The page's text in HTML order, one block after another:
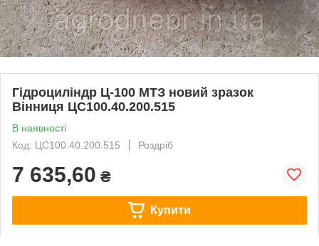
Гідроциліндр Ц-100 МТЗ новий зразок
Вінниця ЦС100.40.200.515
В наявності
Код: ЦС100.40.200.515
Роздріб
7 635,60 ₴
Купити